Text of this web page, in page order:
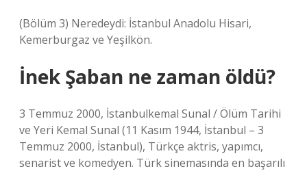
(Bölüm 3) Neredeydi: İstanbul Anadolu Hisari,
Kemerburgaz ve Yeşilkön.
İnek Şaban ne zaman öldü?
3 Temmuz 2000, İstanbulkemal Sunal / Ölüm Tarihi
ve Yeri Kemal Sunal (11 Kasım 1944, İstanbul – 3
Temmuz 2000, İstanbul), Türkçe aktris, yapımcı,
senarist ve komedyen. Türk sinemasında en başarılı